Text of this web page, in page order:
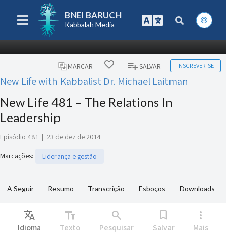
BNEI BARUCH
Kabbalah Media
MARCAR SALVAR INSCREVER-SE
New Life with Kabbalist Dr. Michael Laitman
New Life 481 – The Relations In
Leadership
Episódio 481 | 23 de dez de 2014
Marcações: Liderança e gestão
A Seguir Resumo Transcrição Esboços Downloads
Translate
Idioma
text_fields
Texto
search
Pesquisar
bookmark
Salvar
more_vert
Mais